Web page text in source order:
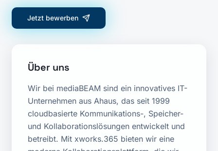
Jetzt bewerben
Über uns
Wir bei mediaBEAM sind ein innovatives IT-
Unternehmen aus Ahaus, das seit 1999
cloudbasierte Kommunikations-, Speicher-
und Kollaborationslösungen entwickelt und
betreibt. Mit xworks.365 bieten wir eine